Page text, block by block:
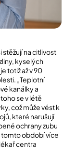
stěžují na citlivost
kyselých
totiž až v 90
„Teplotní
kanálky a
se v létě
což může vést k
které narušují
ochrany zubu
tomto období více
centra